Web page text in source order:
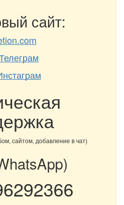
сайт:
сайтом, добавление в чат)